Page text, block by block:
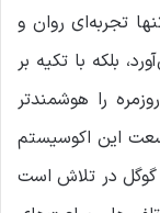
تجربه‌ای روان و
بلکه با تکیه بر
را هوشمندتر
این اکوسیستم
در تلاش است